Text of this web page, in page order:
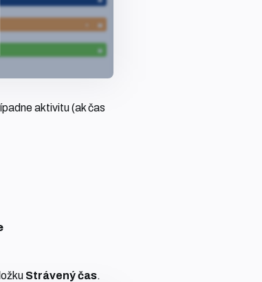
aktivitu (ak čas
Strávený čas.